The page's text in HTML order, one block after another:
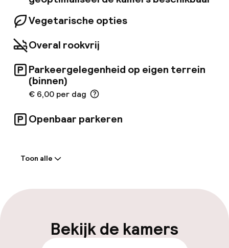
Vegetarische opties
Overal rookvrij
Parkeergelegenheid op eigen terrein
(binnen)
€ 6,00 per dag
Openbaar parkeren
Vroeg inchecken mogelijk
Meertalige medewerkers
Toon alle
Bekijk de kamers